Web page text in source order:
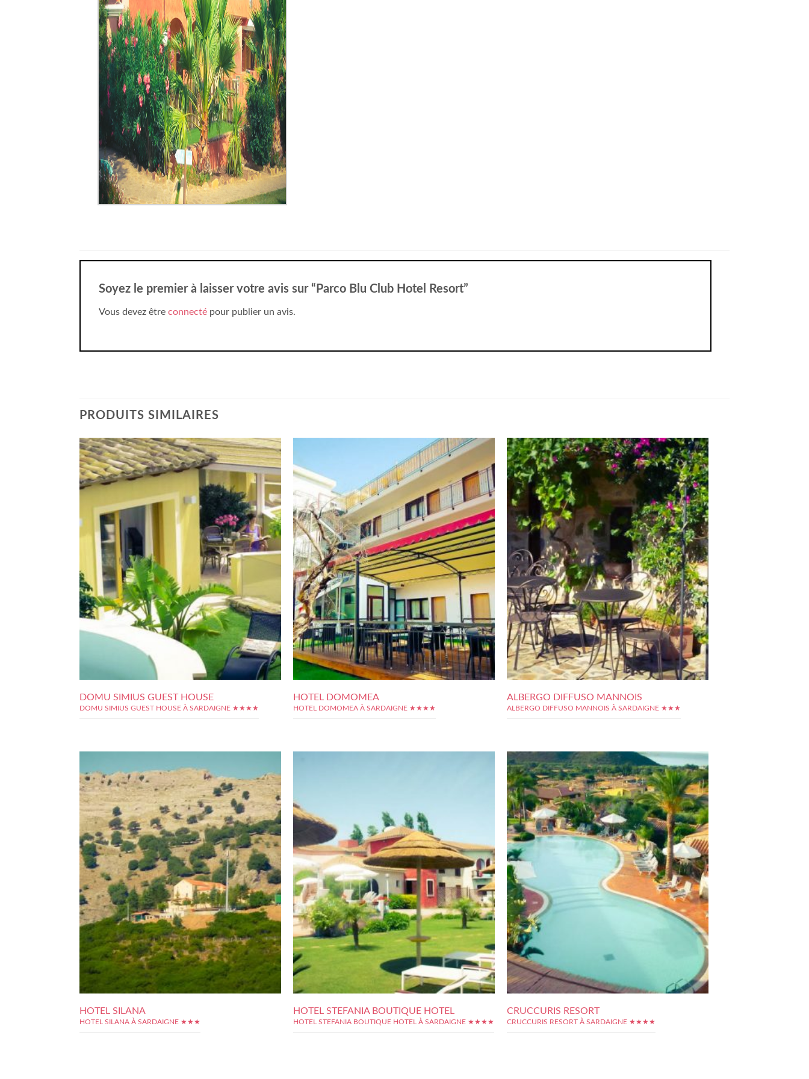
Soyez le premier à laisser votre avis sur “Parco Blu Club Hotel Resort”
Vous devez être connecté pour publier un avis.
PRODUITS SIMILAIRES
DOMU SIMIUS GUEST HOUSE
DOMU SIMIUS GUEST HOUSE À SARDAIGNE ★★★★
HOTEL DOMOMEA
HOTEL DOMOMEA À SARDAIGNE ★★★★
ALBERGO DIFFUSO MANNOIS
ALBERGO DIFFUSO MANNOIS À SARDAIGNE ★★★
HOTEL SILANA
HOTEL SILANA À SARDAIGNE ★★★
HOTEL STEFANIA BOUTIQUE HOTEL
HOTEL STEFANIA BOUTIQUE HOTEL À SARDAIGNE ★★★★
CRUCCURIS RESORT
CRUCCURIS RESORT À SARDAIGNE ★★★★